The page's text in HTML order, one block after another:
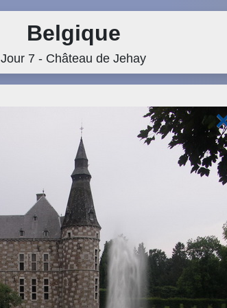
Belgique
Jour 7 - Château de Jehay